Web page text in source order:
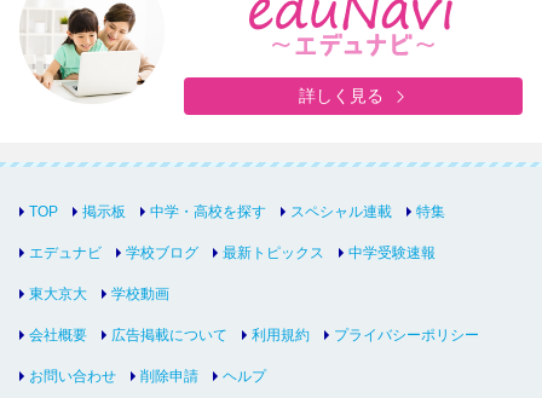
詳しく見る
TOP 掲示板 中学・高校を探す スペシャル連載 特集
エデュナビ 学校ブログ 最新トピックス 中学受験速報
東大京大 学校動画
会社概要 広告掲載について 利用規約 プライバシーポリシー
お問い合わせ 削除申請 ヘルプ